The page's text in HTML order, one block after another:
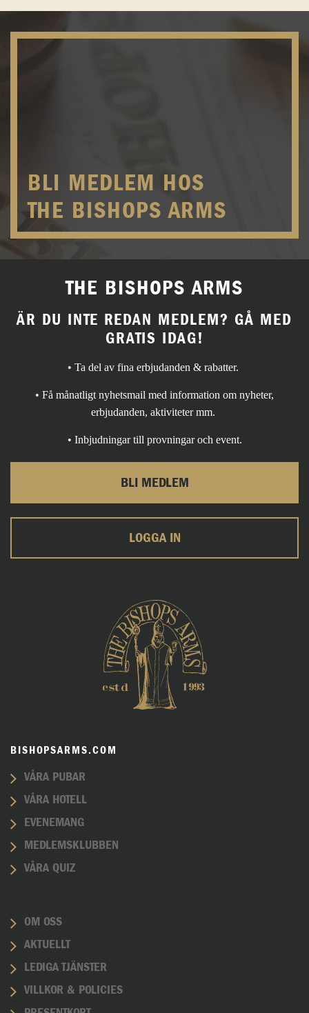
BLI MEDLEM HOS
THE BISHOPS ARMS
THE BISHOPS ARMS
ÄR DU INTE REDAN MEDLEM? GÅ MED
GRATIS IDAG!
• Ta del av fina erbjudanden & rabatter.
• Få månatligt nyhetsmail med information om nyheter,
erbjudanden, aktiviteter mm.
• Inbjudningar till provningar och event.
BLI MEDLEM
LOGGA IN
BISHOPSARMS.COM
VÅRA PUBAR
VÅRA HOTELL
EVENEMANG
MEDLEMSKLUBBEN
VÅRA QUIZ
OM OSS
AKTUELLT
LEDIGA TJÄNSTER
VILLKOR & POLICIES